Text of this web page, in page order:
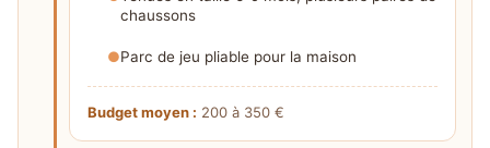
chaussons
Parc de jeu pliable pour la maison
Budget moyen : 200 à 350 €